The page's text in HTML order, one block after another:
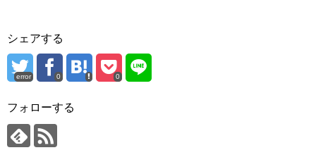
シェアする
error 0 0
フォローする